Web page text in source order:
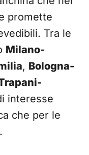
promette
Tra le
Milano-
, Bologna-
interesse
che per le